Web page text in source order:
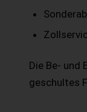
Die Be- und
geschultes